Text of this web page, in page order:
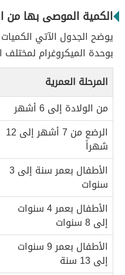
الكمية الموصى بها من
يوضح الجدول الآتي
بوحدة الميكروغرام لمختلف
المرحلة العمرية
من الولادة إلى 6 أشهر
الرضع من 7 أشهر إلى 12
شهراً
الأطفال بعمر سنة إلى 3
سنوات
الأطفال بعمر 4 سنوات
إلى 8 سنوات
الأطفال بعمر 9 سنوات
إلى 13 سنة